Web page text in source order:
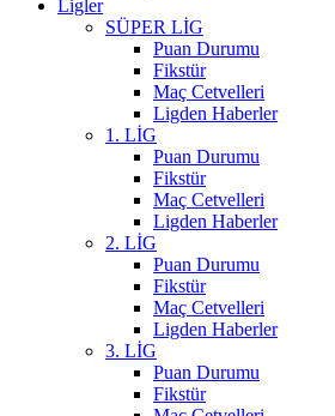
Ligler
SÜPER LİG
Puan Durumu
Fikstür
Maç Cetvelleri
Ligden Haberler
1. LİG
Puan Durumu
Fikstür
Maç Cetvelleri
Ligden Haberler
2. LİG
Puan Durumu
Fikstür
Maç Cetvelleri
Ligden Haberler
3. LİG
Puan Durumu
Fikstür